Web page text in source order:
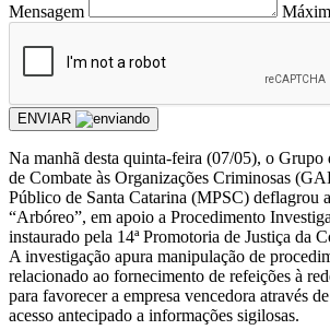
Mensagem
ENVIAR
Na manhã desta quinta-feira (07/05), o Grupo
de Combate às Organizações Criminosas
Público de Santa Catarina (MPSC) deflagrou
“Arbóreo”, em apoio a Procedimento
instaurado pela 14ª Promotoria de Justiça da
A investigação apura manipulação de
relacionado ao fornecimento de refeições à
para favorecer a empresa vencedora através
acesso antecipado a informações sigilosas.